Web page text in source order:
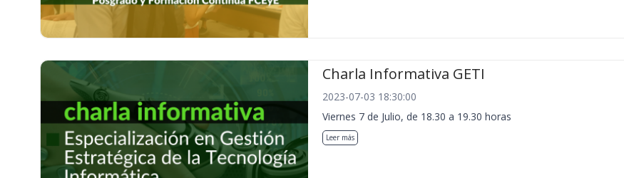
Charla Informativa GETI
2023-07-03 18:30:00
Viernes 7 de Julio, de 18.30 a 19.30 horas
Leer más